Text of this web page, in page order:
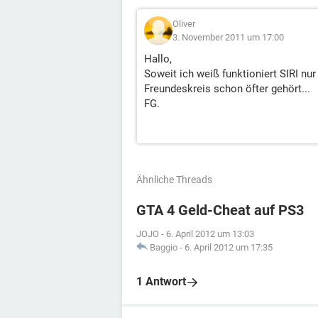
Oliver
3. November 2011 um 17:00
Hallo,
Soweit ich weiß funktioniert SIRI
Freundeskreis schon öfter gehört...
FG.
Ähnliche Threads
GTA 4 Geld-Cheat auf PS3
JOJO - 6. April 2012 um 13:03
Baggio - 6. April 2012 um 17:35
1 Antwort